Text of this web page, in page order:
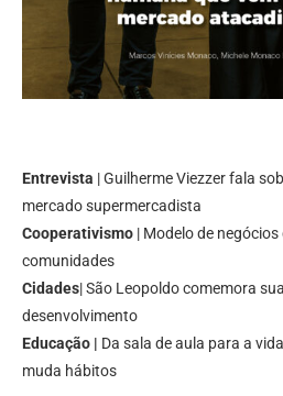
Entrevista | Guilherme Viezzer fala
mercado supermercadista
Cooperativismo | Modelo de
comunidades
Cidades| São Leopoldo comemora
desenvolvimento
Educação | Da sala de aula para a
muda hábitos